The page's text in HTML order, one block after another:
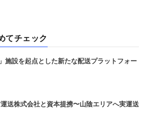
てチェック
設を起点とした新たな配送プラットフォー
送株式会社と資本提携〜山陰エリアへ実運送